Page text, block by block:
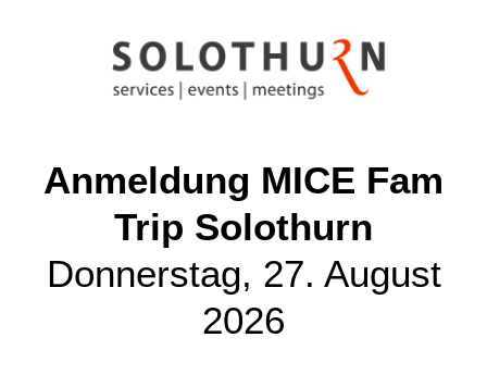
Anmeldung MICE Fam
Trip Solothurn
Donnerstag, 27. August
2026